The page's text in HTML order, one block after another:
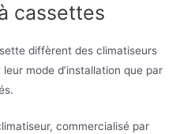
cassettes
diffèrent des climatiseurs
mode d’installation que par
commercialisé par